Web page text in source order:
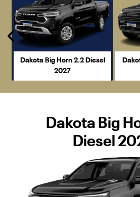
Dakota Big Horn 2.2 Diesel
2027
Anterior
Dakota Big
Diesel